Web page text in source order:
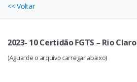
<< Voltar
2023- 10 Certidão FGTS – Rio Claro
(Aguarde o arquivo carregar abaixo)